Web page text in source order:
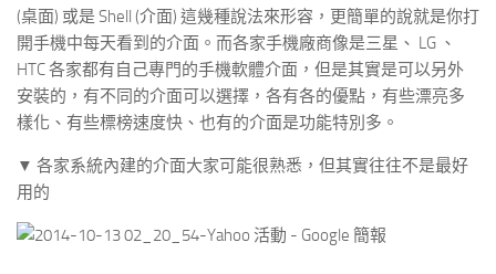
(桌面) 或是 Shell (介面) 這幾種說法來形容，更簡單的說就是你打
開手機中每天看到的介面。而各家手機廠商像是三星、 LG 、
HTC 各家都有自己專門的手機軟體介面，但是其實是可以另外
安裝的，有不同的介面可以選擇，各有各的優點，有些漂亮多
樣化、有些標榜速度快、也有的介面是功能特別多。
▼ 各家系統內建的介面大家可能很熟悉，但其實往往不是最好
用的